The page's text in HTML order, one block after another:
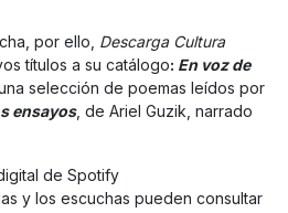
por ello, Descarga Cultura
títulos a su catálogo: En voz de
una selección de poemas leídos por
ensayos, de Ariel Guzik, narrado
de Spotify
y los escuchas pueden consultar